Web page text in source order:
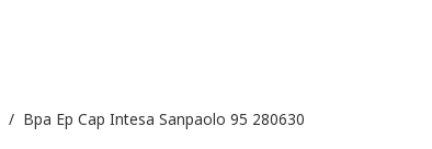
/ Bpa Ep Cap Intesa Sanpaolo 95 280630